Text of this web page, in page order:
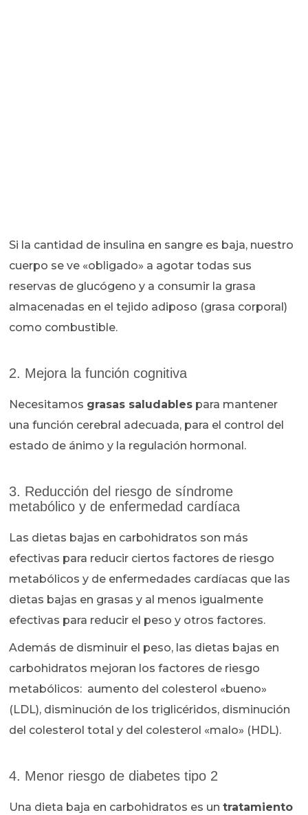
Si la cantidad de insulina en sangre es baja, nuestro
cuerpo se ve «obligado» a agotar todas sus
reservas de glucógeno y a consumir la grasa
almacenadas en el tejido adiposo (grasa corporal)
como combustible.
2. Mejora la función cognitiva
Necesitamos grasas saludables para mantener
una función cerebral adecuada, para el control del
estado de ánimo y la regulación hormonal.
3. Reducción del riesgo de síndrome
metabólico y de enfermedad cardíaca
Las dietas bajas en carbohidratos son más
efectivas para reducir ciertos factores de riesgo
metabólicos y de enfermedades cardíacas que las
dietas bajas en grasas y al menos igualmente
efectivas para reducir el peso y otros factores.
Además de disminuir el peso, las dietas bajas en
carbohidratos mejoran los factores de riesgo
metabólicos: aumento del colesterol «bueno»
(LDL), disminución de los triglicéridos, disminución
del colesterol total y del colesterol «malo» (HDL).
4. Menor riesgo de diabetes tipo 2
Una dieta baja en carbohidratos es untratamiento